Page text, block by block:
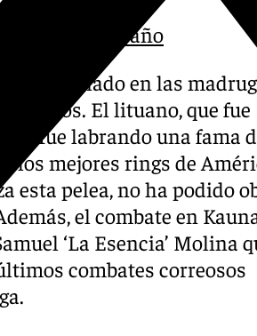
su brillante año
ha sonado en las
Unidos. El lituano, que fue
se fue labrando una fama
los mejores rings de
esta pelea, no ha podido
el combate en
‘La Esencia’ Molina
combates correosos